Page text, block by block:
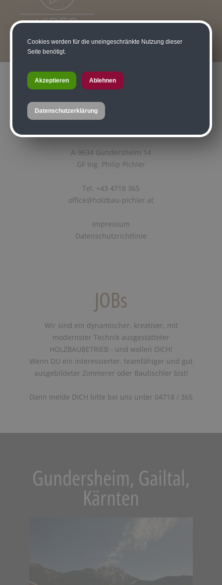
HOLZBAU PICHLER
GMBH
A-9634 Gundersheim 14
GF Ing. Philip Pichler
Tel. +43 4718 365
office@holzbau-pichler.at
Impressum
Datenschutzrichtlinie
JOBs
Wir sind ein dynamischer, kreativer, mit
modernster Technik ausgestatteter
HOLZBAUBETRIEB - und wollen DICH!
Wenn DU ein interessierter, teamfähiger und gut
ausgebildeter Zimmerer oder Bautischler bist!
Dann melde DICH bitte bei uns unter 04718 / 365
Gundersheim, Gailtal,
Kärnten
Cookies werden für die uneingeschränkte Nutzung dieser
Seite benötigt.
Akzeptieren Ablehnen
Datenschutzerklärung